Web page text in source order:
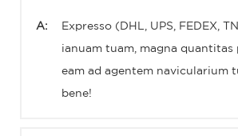
A: Expresso (DHL, UPS, FEDEX,
ianuam tuam, magna quantitas
eam ad agentem navicularium
bene!